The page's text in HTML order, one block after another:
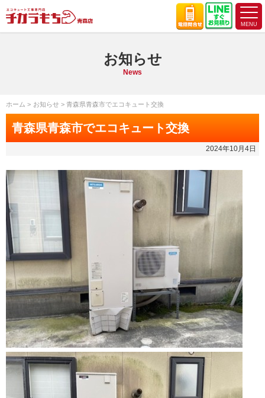
お知らせ
News
ホーム お知らせ 青森県青森市でエコキュート交換
青森県青森市でエコキュート交換
2024年10月4日